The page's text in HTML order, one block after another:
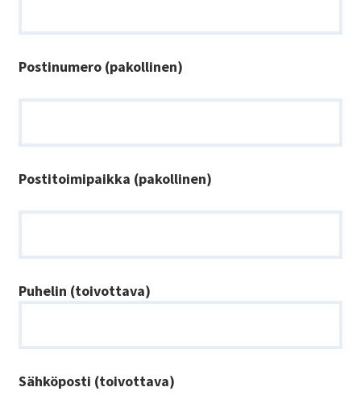
Postinumero (pakollinen)
Postitoimipaikka (pakollinen)
Puhelin (toivottava)
Sähköposti (toivottava)